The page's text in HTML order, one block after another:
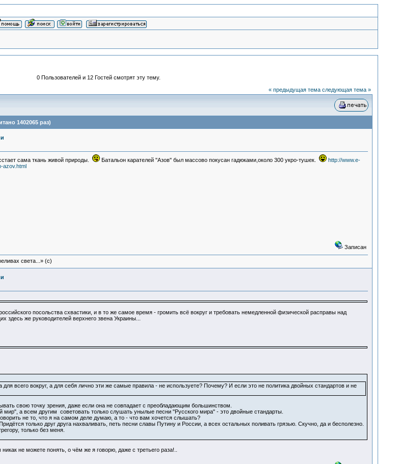
0 Пользователей и 12 Гостей смотрят эту тему.
« предыдущая тема следующая тема »
1402065 раз)
сама ткань живой природы. Батальон карателей "Азов" был массово покусан гадюками,около 300 укро-тушек.
http://www.e-
azov.html
Записан
света...» (c)
посольства схвастики, и в то же самое время - громить всё вокруг и требовать немедленной физической расправы над
здесь же руководителей верхнего звена Украины...
всего вокруг, а для себя лично эти же самые правила - не используете? Почему? И если это не политика двойных стандартов и не
свою точку зрения, даже если она не совпадает с преобладающим большинством.
мир", а всем другим советовать только слушать унылые песни "Русского мира" - это двойные стандарты.
не то, что я на самом деле думаю, а то - что вам хочется слышать?
только друг друга нахваливать, петь песни славы Путину и России, а всех остальных поливать грязью. Скучно, да и бесполезно.
только без меня.
не можете понять, о чём же я говорю, даже с третьего раза!..